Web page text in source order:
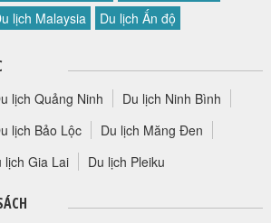
lịch Malaysia Du lịch Ấn độ
lịch Quảng Ninh
Du lịch Ninh Bình
lịch Bảo Lộc
Du lịch Măng Đen
lịch Gia Lai Du lịch Pleiku